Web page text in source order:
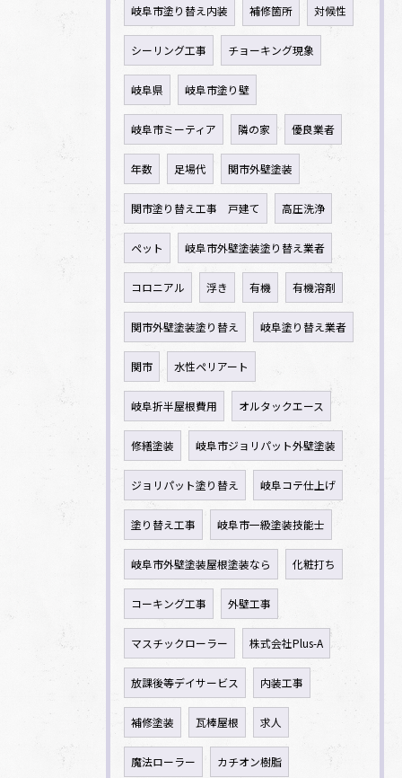
岐阜市塗り替え内装 補修箇所 対候性
シーリング工事 チョーキング現象
岐阜県 岐阜市塗り壁
岐阜市ミーティア 隣の家 優良業者
年数 足場代 関市外壁塗装
関市塗り替え工事 戸建て 高圧洗浄
ペット 岐阜市外壁塗装塗り替え業者
コロニアル 浮き 有機 有機溶剤
関市外壁塗装塗り替え 岐阜塗り替え業者
関市 水性ペリアート
岐阜折半屋根費用 オルタックエース
修繕塗装 岐阜市ジョリパット外壁塗装
ジョリパット塗り替え 岐阜コテ仕上げ
塗り替え工事 岐阜市一級塗装技能士
岐阜市外壁塗装屋根塗装なら 化粧打ち
コーキング工事 外壁工事
マスチックローラー 株式会社Plus-A
放課後等デイサービス 内装工事
補修塗装 瓦棒屋根 求人
魔法ローラー カチオン樹脂